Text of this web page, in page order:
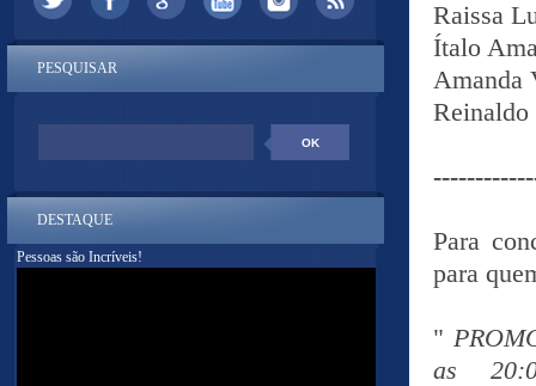
Raissa
Ítalo
Amanda
Para
para
"
as
PESQUISAR
DESTAQUE
Pessoas são Incríveis!